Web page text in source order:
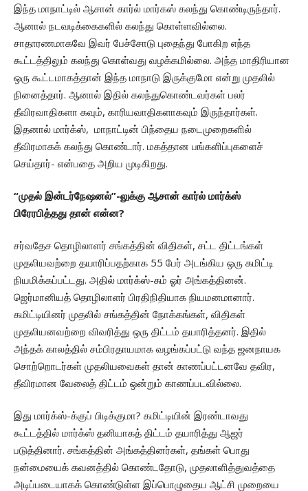
இந்த மாநாட்டில் ஆசான் கார்ல் மார்கஸ் கலந்து கொண்டிருந்தார்.
ஆனால் நடவடிக்கைகளில் கலந்து கொள்ளவில்லை.
சாதாரணமாகவே இவர் பேச்சோடு புதைந்து போகிற எந்த
கூட்டத்திலும் கலந்து கொள்வது வழக்கமில்லை. அந்த மாதிரியான
ஒரு கூட்டமாகத்தான் இந்த மாநாடு இருக்குமோ என்று முதலில்
நினைத்தார். ஆனால் இதில் கலந்துகொண்டவர்கள் பலர்
தீவிரவாதிகளா கவும், காரியவாதிகளாகவும் இருந்தார்கள்.
இதனால் மார்க்ஸ், மாநாட்டின் பிந்தைய நடைமுறைகளில்
தீவிரமாகக் கலந்து கொண்டார். மகத்தான பங்களிப்புகளைச்
செய்தார்- என்பதை அறிய முடிகிறது.
“முதல் இன்டர்நேஷனல்”-லுக்கு ஆசான் கார்ல் மார்க்ஸ்
பிரேரபித்தது தான் என்ன?
சர்வதேச தொழிலாளர் சங்கத்தின் விதிகள், சட்ட திட்டங்கள்
முதலியவற்றை தயாரிப்பதற்காக 55 பேர் அடங்கிய ஒரு கமிட்டி
நியமிக்கப்பட்டது. அதில் மார்க்ஸ்-சும் ஓர் அங்கத்தினன்.
ஜெர்மானியத் தொழிலாளர் பிரதிநிதியாக நியமனமானார்.
கமிட்டியினர் முதலில் சங்கத்தின் நோக்கங்கள், விதிகள்
முதலியனவற்றை விவரித்து ஒரு திட்டம் தயாரித்தனர். இதில்
அந்தக் காலத்தில் சம்பிரதாயமாக வழங்கப்பட்டு வந்த ஜனநாயக
சொற்றொடர்கள் முதலியவைகள் தான் காணப்பட்டனவே தவிர,
தீவிரமான வேலைத் திட்டம் ஒன்றும் காணப்படவில்லை.
இது மார்க்ஸ்-க்குப் பிடிக்குமா? கமிட்டியின் இரண்டாவது
கூட்டத்தில் மார்க்ஸ் தனியாகத் திட்டம் தயாரித்து ஆஜர்
படுத்தினார். சங்கத்தின் அங்கத்தினர்கள், தங்கள் பொது
நன்மையைக் கவனத்தில் கொண்டதோடு, முதலாளித்துவத்தை
அடிப்படையாகக் கொண்டுள்ள இப்பொழுதைய ஆட்சி முறையை